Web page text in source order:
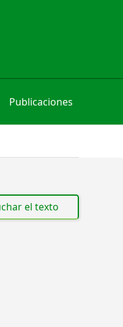
Publicaciones
el texto